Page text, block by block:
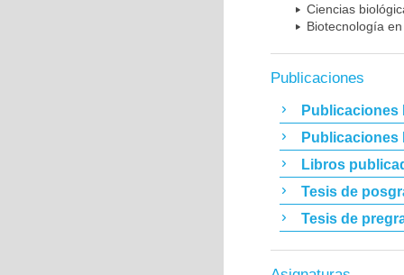
Ciencias
Biotecnología
Publicaciones
Publicaciones
Publicaciones
Libros
Tesis de
Tesis de